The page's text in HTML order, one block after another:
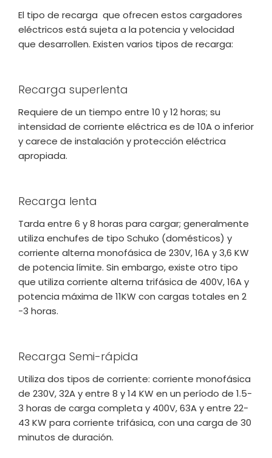
El tipo de recarga que ofrecen estos cargadores
eléctricos está sujeta a la potencia y velocidad
que desarrollen. Existen varios tipos de recarga:
Recarga superlenta
Requiere de un tiempo entre 10 y 12 horas; su
intensidad de corriente eléctrica es de 10A o inferior
y carece de instalación y protección eléctrica
apropiada.
Recarga lenta
Tarda entre 6 y 8 horas para cargar; generalmente
utiliza enchufes de tipo Schuko (domésticos) y
corriente alterna monofásica de 230V, 16A y 3,6 KW
de potencia límite. Sin embargo, existe otro tipo
que utiliza corriente alterna trifásica de 400V, 16A y
potencia máxima de 11KW con cargas totales en 2
-3 horas.
Recarga Semi-rápida
Utiliza dos tipos de corriente: corriente monofásica
de 230V, 32A y entre 8 y 14 KW en un período de 1.5-
3 horas de carga completa y 400V, 63A y entre 22-
43 KW para corriente trifásica, con una carga de 30
minutos de duración.